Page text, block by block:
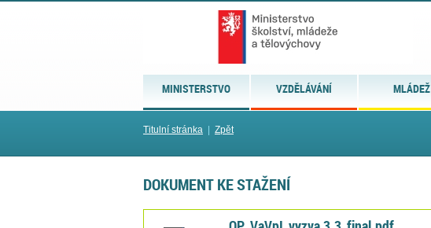
MINISTERSTVO VZDĚLÁVÁNÍ MLÁDEŽ
Titulní stránka Zpět
DOKUMENT KE STAŽENÍ